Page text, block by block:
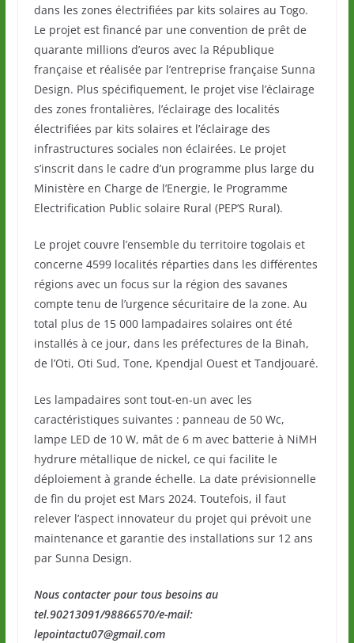
dans les zones électrifiées par kits solaires au Togo.
Le projet est financé par une convention de prêt de
quarante millions d’euros avec la République
française et réalisée par l’entreprise française Sunna
Design. Plus spécifiquement, le projet vise l’éclairage
des zones frontalières, l’éclairage des localités
électrifiées par kits solaires et l’éclairage des
infrastructures sociales non éclairées. Le projet
s’inscrit dans le cadre d’un programme plus large du
Ministère en Charge de l’Energie, le Programme
Electrification Public solaire Rural (PEP’S Rural).
Le projet couvre l’ensemble du territoire togolais et
concerne 4599 localités réparties dans les différentes
régions avec un focus sur la région des savanes
compte tenu de l’urgence sécuritaire de la zone. Au
total plus de 15 000 lampadaires solaires ont été
installés à ce jour, dans les préfectures de la Binah,
de l’Oti, Oti Sud, Tone, Kpendjal Ouest et Tandjouaré.
Les lampadaires sont tout-en-un avec les
caractéristiques suivantes : panneau de 50 Wc,
lampe LED de 10 W, mât de 6 m avec batterie à NiMH
hydrure métallique de nickel, ce qui facilite le
déploiement à grande échelle. La date prévisionnelle
de fin du projet est Mars 2024. Toutefois, il faut
relever l’aspect innovateur du projet qui prévoit une
maintenance et garantie des installations sur 12 ans
par Sunna Design.
Nous contacter pour tous besoins au
tel.90213091/98866570/e-mail:
lepointactu07@gmail.com